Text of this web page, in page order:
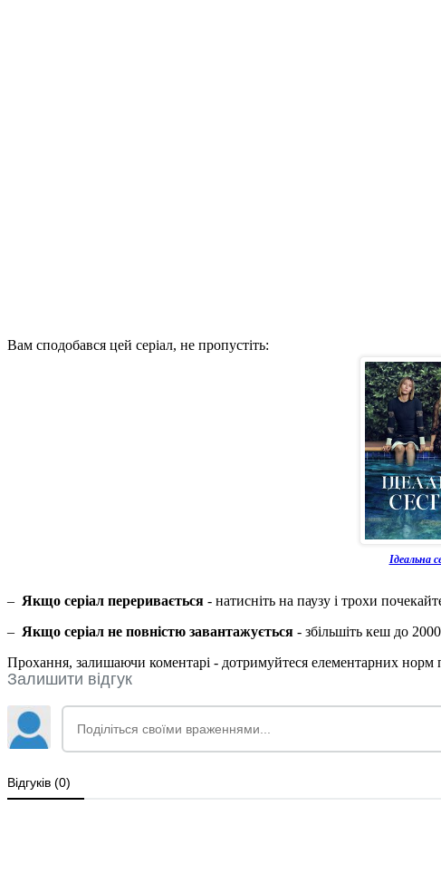
Вам сподобався цей серіал, не пропустіть:
Ідеальна
– Якщо серіал переривається - натисніть на паузу і трохи
– Якщо серіал не повністю завантажується - збільшіть кеш до
Прохання, залишаючи коментарі - дотримуйтеся елементарних норм